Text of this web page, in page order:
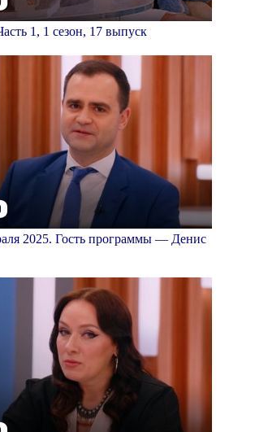
1, 1 сезон, 17 выпуск
2025. Гость программы — Денис